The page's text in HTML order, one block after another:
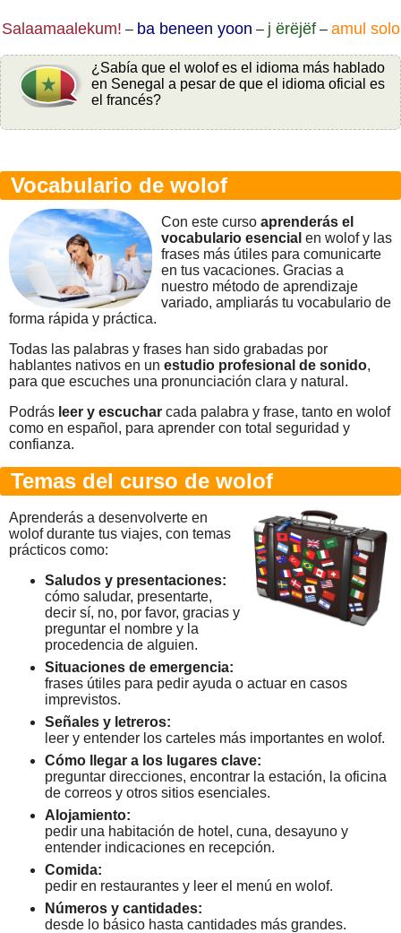
Salaamaalekum! – ba beneen yoon – j ёrёjёf– amul solo
¿Sabía que el wolof es el idioma más hablado
en Senegal a pesar de que el idioma oficial es
el francés?
Vocabulario de wolof
Con este curso aprenderás el
vocabulario esencial en wolof y las
frases más útiles para comunicarte
en tus vacaciones. Gracias a
nuestro método de aprendizaje
variado, ampliarás tu vocabulario de
forma rápida y práctica.
Todas las palabras y frases han sido grabadas por
hablantes nativos en un estudio profesional de sonido,
para que escuches una pronunciación clara y natural.
Podrás leer y escuchar cada palabra y frase, tanto en wolof
como en español, para aprender con total seguridad y
confianza.
Temas del curso de wolof
Aprenderás a desenvolverte en
wolof durante tus viajes, con temas
prácticos como:
Saludos y presentaciones:
cómo saludar, presentarte,
decir sí, no, por favor, gracias y
preguntar el nombre y la
procedencia de alguien.
Situaciones de emergencia:
frases útiles para pedir ayuda o actuar en casos
imprevistos.
Señales y letreros:
leer y entender los carteles más importantes en wolof.
Cómo llegar a los lugares clave:
preguntar direcciones, encontrar la estación, la oficina
de correos y otros sitios esenciales.
Alojamiento:
pedir una habitación de hotel, cuna, desayuno y
entender indicaciones en recepción.
Comida:
pedir en restaurantes y leer el menú en wolof.
Números y cantidades:
desde lo básico hasta cantidades más grandes.